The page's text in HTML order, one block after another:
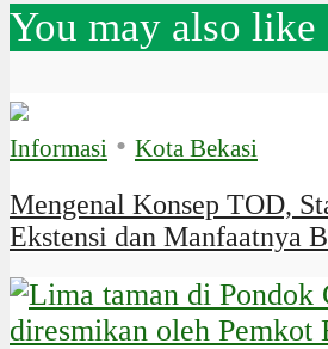
You may also like
Informasi • Kota Bekasi
Mengenal Konsep TOD,
Ekstensi dan Manfaatnya